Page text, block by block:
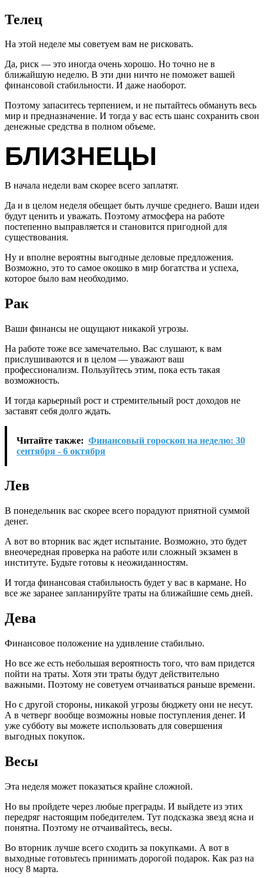
Телец
На этой неделе мы советуем вам не рисковать.
Да, риск — это иногда очень хорошо. Но точно не в
ближайшую неделю. В эти дни ничто не поможет вашей
финансовой стабильности. И даже наоборот.
Поэтому запаситесь терпением, и не пытайтесь обмануть весь
мир и предназначение. И тогда у вас есть шанс сохранить свои
денежные средства в полном объеме.
БЛИЗНЕЦЫ
В начала недели вам скорее всего заплатят.
Да и в целом неделя обещает быть лучше среднего. Ваши идеи
будут ценить и уважать. Поэтому атмосфера на работе
постепенно выправляется и становится пригодной для
существования.
Ну и вполне вероятны выгодные деловые предложения.
Возможно, это то самое окошко в мир богатства и успеха,
которое было вам необходимо.
Рак
Ваши финансы не ощущают никакой угрозы.
На работе тоже все замечательно. Вас слушают, к вам
прислушиваются и в целом — уважают ваш
профессионализм. Пользуйтесь этим, пока есть такая
возможность.
И тогда карьерный рост и стремительный рост доходов не
заставят себя долго ждать.
Читайте также: Финансовый гороскоп на неделю: 30
сентября - 6 октября
Лев
В понедельник вас скорее всего порадуют приятной суммой
денег.
А вот во вторник вас ждет испытание. Возможно, это будет
внеочередная проверка на работе или сложный экзамен в
институте. Будьте готовы к неожиданностям.
И тогда финансовая стабильность будет у вас в кармане. Но
все же заранее запланируйте траты на ближайшие семь дней.
Дева
Финансовое положение на удивление стабильно.
Но все же есть небольшая вероятность того, что вам придется
пойти на траты. Хотя эти траты будут действительно
важными. Поэтому не советуем отчаиваться раньше времени.
Но с другой стороны, никакой угрозы бюджету они не несут.
А в четверг вообще возможны новые поступления денег. И
уже субботу вы можете использовать для совершения
выгодных покупок.
Весы
Эта неделя может показаться крайне сложной.
Но вы пройдете через любые преграды. И выйдете из этих
передряг настоящим победителем. Тут подсказка звезд ясна и
понятна. Поэтому не отчаивайтесь, весы.
Во вторник лучше всего сходить за покупками. А вот в
выходные готовьтесь принимать дорогой подарок. Как раз на
носу 8 марта.